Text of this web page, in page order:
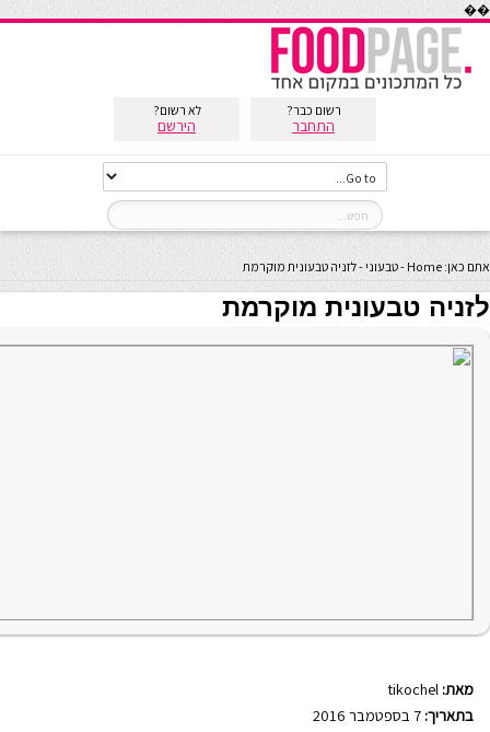
��
רשום כבר?
התחבר
לא רשום?
הירשם
אתם כאן: Home
-טבעוני -לזניה טבעונית מוקרמת
לזניה טבעונית מוקרמת
מאת: tikochel
בתאריך: